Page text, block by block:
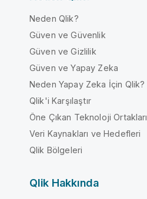
Neden Qlik?
Güven ve Güvenlik
Güven ve Gizlilik
Güven ve Yapay Zeka
Neden Yapay Zeka İçin Qlik?
Qlik'i Karşılaştır
Öne Çıkan Teknoloji Ortakları
Veri Kaynakları ve Hedefleri
Qlik Bölgeleri
Qlik Hakkında